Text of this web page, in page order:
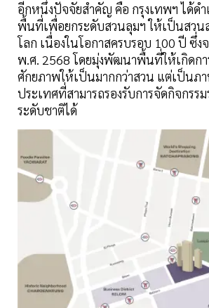
อีกหนึ่งปัจจัยสำคัญ คือ กรุงเทพฯ ได้ด
พื้นที่เพื่อยกระดับสวนลุมฯ ให้เป็นสวน
โลก เนื่องในโอกาสครบรอบ 100 ปี ซึ่ง
พ.ศ. 2568 โดยมุ่งพัฒนาพื้นที่ให้เกิดกา
ศักยภาพให้เป็นมากกว่าสวน แต่เป็นภ
ประเทศที่สามารถรองรับการจัดกิจกรร
ระดับชาติได้